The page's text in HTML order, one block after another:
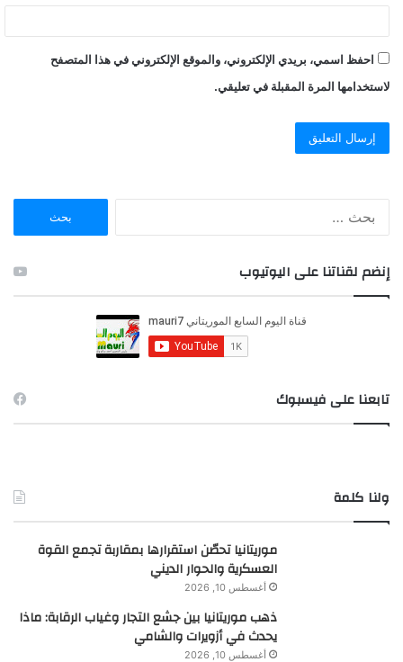
احفظ اسمي، بريدي الإلكتروني، والموقع الإلكتروني في هذا المتصفح
لاستخدامها المرة المقبلة في تعليقي.
ن
:
إنضم لقناتنا على اليوتيوب
تابعنا على فيسبوك
ولنا كلمة
موريتانيا تحصّن استقرارها بمقاربة تجمع القوة
العسكرية والحوار الديني
أغسطس 10, 2026
ذهب موريتانيا بين جشع التجار وغياب الرقابة: ماذا
يحدث في أزويرات والشامي
أغسطس 10, 2026